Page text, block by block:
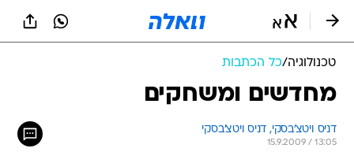
טכנולוגיה/כל הכתבות
מחדשים ומשחקים
דניס ויטצ'בסקי, דניס ויטצ'בסקי
15.9.2009 / 13:05